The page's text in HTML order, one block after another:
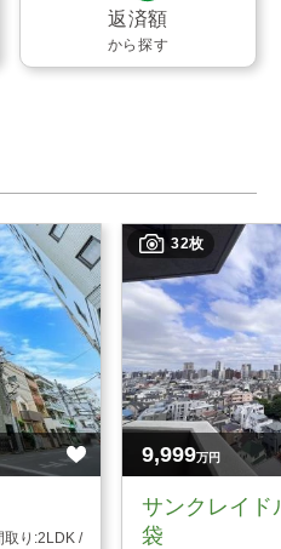
返済額
から探す
2LDK
32枚
9,999万円
サンクレイド
袋